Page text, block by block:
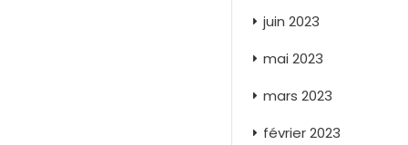
juin 2023
mai 2023
mars 2023
février 2023